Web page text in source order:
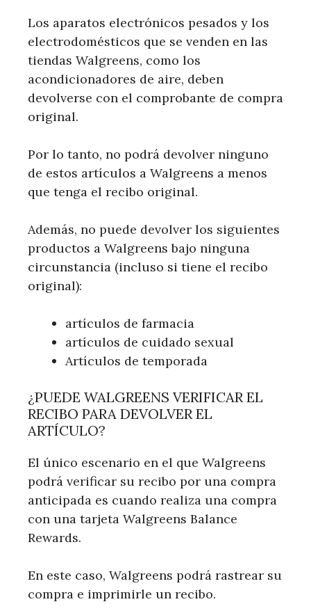
Los aparatos electrónicos pesados ​​y los
electrodomésticos que se venden en las
tiendas Walgreens, como los
acondicionadores de aire, deben
devolverse con el comprobante de compra
original.
Por lo tanto, no podrá devolver ninguno
de estos artículos a Walgreens a menos
que tenga el recibo original.
Además, no puede devolver los siguientes
productos a Walgreens bajo ninguna
circunstancia (incluso si tiene el recibo
original):
artículos de farmacia
artículos de cuidado sexual
Artículos de temporada
¿PUEDE WALGREENS VERIFICAR EL
RECIBO PARA DEVOLVER EL
ARTÍCULO?
El único escenario en el que Walgreens
podrá verificar su recibo por una compra
anticipada es cuando realiza una compra
con una tarjeta Walgreens Balance
Rewards.
En este caso, Walgreens podrá rastrear su
compra e imprimirle un recibo.